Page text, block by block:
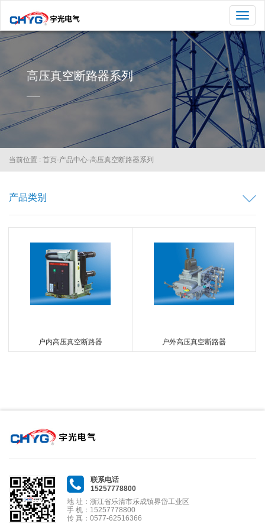
切
换
导
航
高压真空断路器系列
当前位置 : 首页-产品中心-高压真空断路器系列
产品类别
户内高压真空断路器 户外高压真空断路器
联系电话
15257778800
地 址：浙江省乐清市乐成镇界岱工业区
手 机：15257778800
传 真：0577-62516366